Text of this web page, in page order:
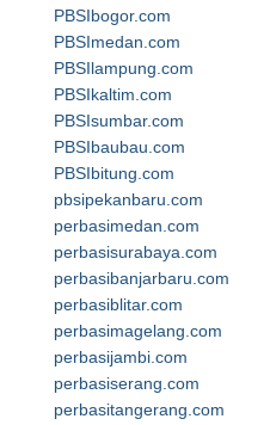
PBSIbogor.com
PBSImedan.com
PBSIlampung.com
PBSIkaltim.com
PBSIsumbar.com
PBSIbaubau.com
PBSIbitung.com
pbsipekanbaru.com
perbasimedan.com
perbasisurabaya.com
perbasibanjarbaru.com
perbasiblitar.com
perbasimagelang.com
perbasijambi.com
perbasiserang.com
perbasitangerang.com